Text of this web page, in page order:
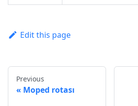
Edit this page
Previous
Moped rotası